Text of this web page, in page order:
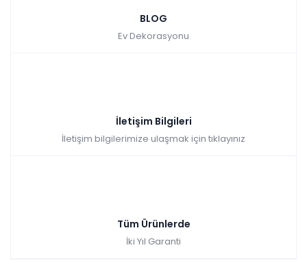
BLOG
Ev Dekorasyonu
İletişim Bilgileri
İletişim bilgilerimize ulaşmak için tıklayınız
Tüm Ürünlerde
İki Yıl Garanti